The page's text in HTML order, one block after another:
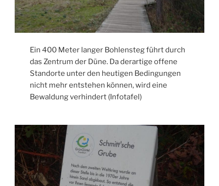
Ein 400 Meter langer Bohlensteg führt durch
das Zentrum der Düne. Da derartige offene
Standorte unter den heutigen Bedingungen
nicht mehr entstehen können, wird eine
Bewaldung verhindert (Infotafel)